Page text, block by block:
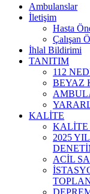
Ambulanslar
İletişim
Hasta
Çalışan
İhlal Bildirimi
TANITIM
112
BEYAZ
KALİTE
KALİTE
2025
ACİL